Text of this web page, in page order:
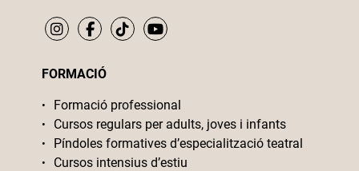
FORMACIÓ
Formació professional
Cursos regulars per adults, joves i infants
Píndoles formatives d’especialització teatral
Cursos intensius d’estiu